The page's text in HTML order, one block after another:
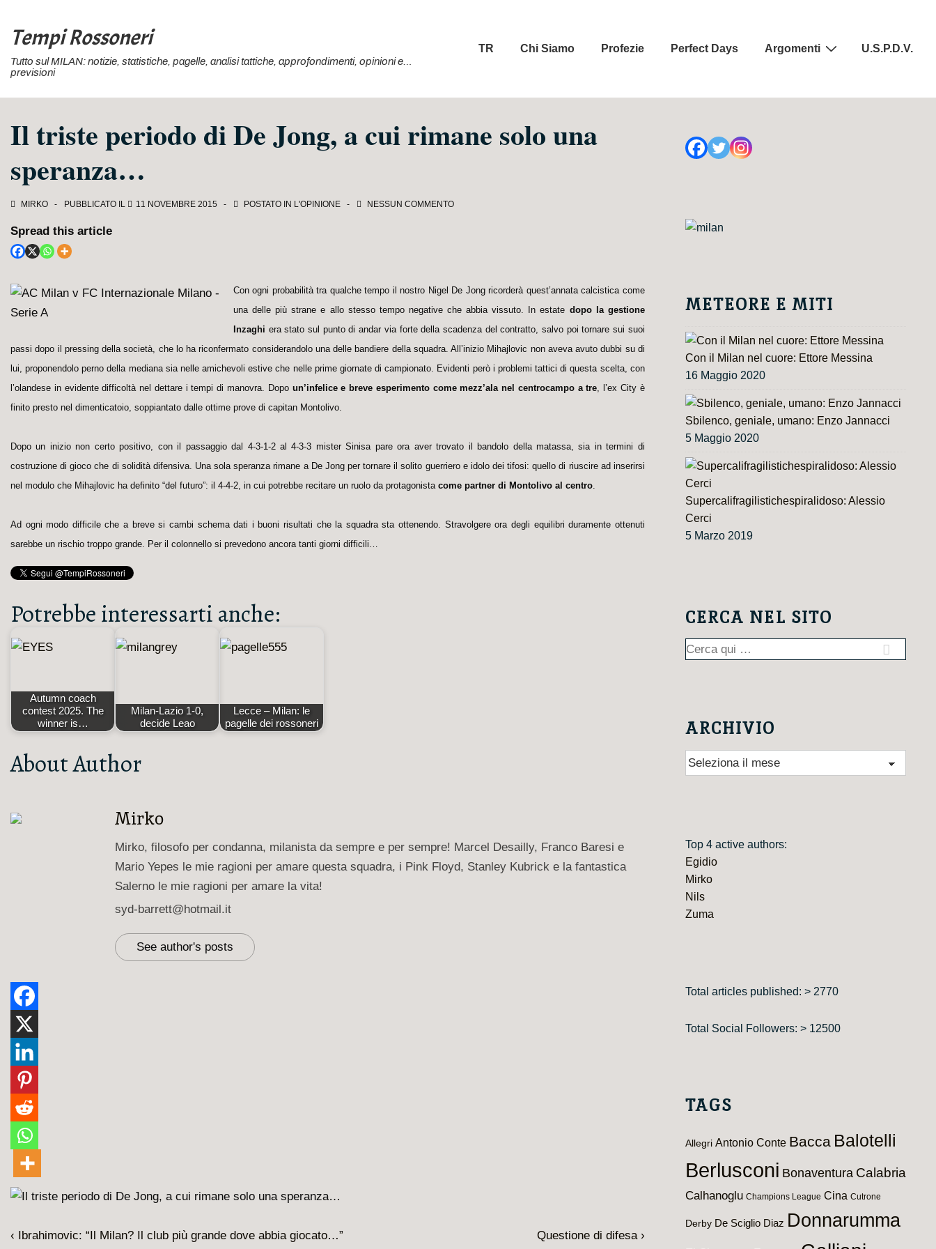
Vai
contenuto
Tempi Rossoneri
Tutto sul MILAN: notizie, statistiche, pagelle, analisi tattiche, approfondimenti, opinioni e…
previsioni
Menu
TR Chi Siamo Profezie Perfect Days Argomenti U.S.P.D.V.
Il triste periodo di De Jong, a cui rimane solo una
speranza…
MIRKO PUBBLICATO IL 11 NOVEMBRE 2015 POSTATO IN L'OPINIONE NESSUN COMMENTO
Spread this article
Con ogni probabilità tra qualche tempo il nostro Nigel De Jong ricorderà quest’annata calcistica come
una delle più strane e allo stesso tempo negative che abbia vissuto. In estate dopo la gestione
Inzaghi era stato sul punto di andar via forte della scadenza del contratto, salvo poi tornare sui suoi
passi dopo il pressing della società, che lo ha riconfermato considerandolo una delle bandiere della squadra. All’inizio Mihajlovic non aveva avuto dubbi su di
lui, proponendolo perno della mediana sia nelle amichevoli estive che nelle prime giornate di campionato. Evidenti però i problemi tattici di questa scelta, con
l’olandese in evidente difficoltà nel dettare i tempi di manovra. Dopo un’infelice e breve esperimento come mezz’ala nel centrocampo a tre, l’ex City è
finito presto nel dimenticatoio, soppiantato dalle ottime prove di capitan Montolivo.
Dopo un inizio non certo positivo, con il passaggio dal 4-3-1-2 al 4-3-3 mister Sinisa pare ora aver trovato il bandolo della matassa, sia in termini di
costruzione di gioco che di solidità difensiva. Una sola speranza rimane a De Jong per tornare il solito guerriero e idolo dei tifosi: quello di riuscire ad inserirsi
nel modulo che Mihajlovic ha definito “del futuro”: il 4-4-2, in cui potrebbe recitare un ruolo da protagonista come partner di Montolivo al centro.
Ad ogni modo difficile che a breve si cambi schema dati i buoni risultati che la squadra sta ottenendo. Stravolgere ora degli equilibri duramente ottenuti
sarebbe un rischio troppo grande. Per il colonnello si prevedono ancora tanti giorni difficili…
Potrebbe interessarti anche:
Autumn coach
contest 2025. The
winner is…
Milan-Lazio 1-0,
decide Leao
Lecce – Milan: le
pagelle dei rossoneri
About Author
Mirko
Mirko, filosofo per condanna, milanista da sempre e per sempre! Marcel Desailly, Franco Baresi e
Mario Yepes le mie ragioni per amare questa squadra, i Pink Floyd, Stanley Kubrick e la fantastica
Salerno le mie ragioni per amare la vita!
syd-barrett@hotmail.it
See author's posts
Navigazione
L'articolo
‹ Ibrahimovic: “Il Milan? Il club più grande dove abbia giocato…”
Il
Questione di difesa ›
METEORE E MITI
Con il Milan nel cuore: Ettore Messina
16 Maggio 2020
Sbilenco, geniale, umano: Enzo Jannacci
5 Maggio 2020
Supercalifragilistichespiralidoso: Alessio
Cerci
5 Marzo 2019
CERCA NEL SITO
Cerca:
ARCHIVIO
Archivio
Top 4 active authors:
Egidio
Mirko
Nils
Zuma
Total articles published: > 2770
Total Social Followers: > 12500
TAGS
Allegri Antonio Conte Bacca Balotelli
Berlusconi Bonaventura Calabria
Calhanoglu Champions League Cina Cutrone
Derby De Sciglio Diaz Donnarumma